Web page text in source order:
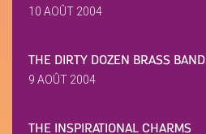
10 AOÛT 2004
THE DIRTY DOZEN BRASS BAND
9 AOÛT 2004
THE INSPIRATIONAL CHARMS